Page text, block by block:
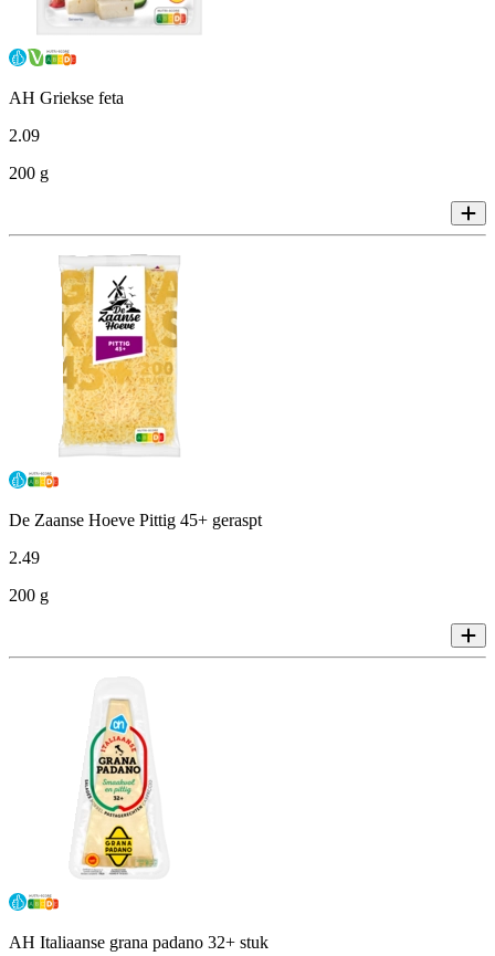
AH Griekse feta
2.09
200 g
De Zaanse Hoeve Pittig 45+ geraspt
2.49
200 g
AH Italiaanse grana padano 32+ stuk